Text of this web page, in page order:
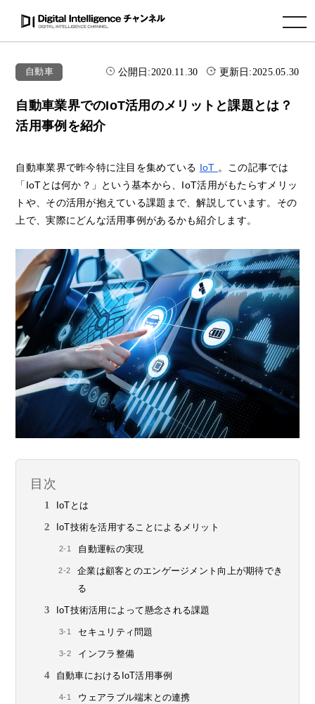
toggle navigation
自動車 公開日:2020.11.30 更新日:2025.05.30
自動車業界でのIoT活用のメリットと課題とは？
活用事例を紹介
自動車業界で昨今特に注目を集めている IoT 。この記事では
「IoTとは何か？」という基本から、IoT活用がもたらすメリッ
トや、その活用が抱えている課題まで、解説しています。その
上で、実際にどんな活用事例があるかも紹介します。
目次
IoTとは
IoT技術を活用することによるメリット
自動運転の実現
企業は顧客とのエンゲージメント向上が期待でき
る
IoT技術活用によって懸念される課題
セキュリティ問題
インフラ整備
自動車におけるIoT活用事例
ウェアラブル端末との連携